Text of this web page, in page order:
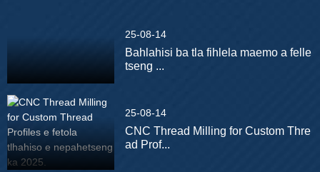
25-08-14
Bahlahisi ba tla fihlela maemo a felle
tseng ...
25-08-14
CNC Thread Milling for Custom Thre
ad Prof...